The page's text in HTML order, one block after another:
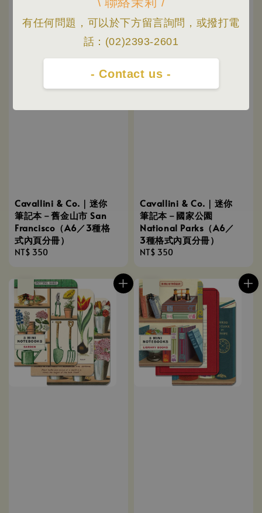
有任何問題，可以於下方留言詢問，或撥打電
話：(02)2393-2601
- Contact us -
Cavallini & Co.｜迷你
筆記本－舊金山市 San
Francisco（A6／3種格
式內頁分冊）
Regular
NT$ 350
Cavallini & Co.｜迷你
筆記本－國家公園
National Parks（A6／
3種格式內頁分冊）
Regular
NT$ 350